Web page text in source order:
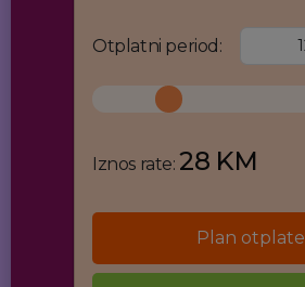
Otplatni period:
Iznos rate: 28 KM
Plan otplate